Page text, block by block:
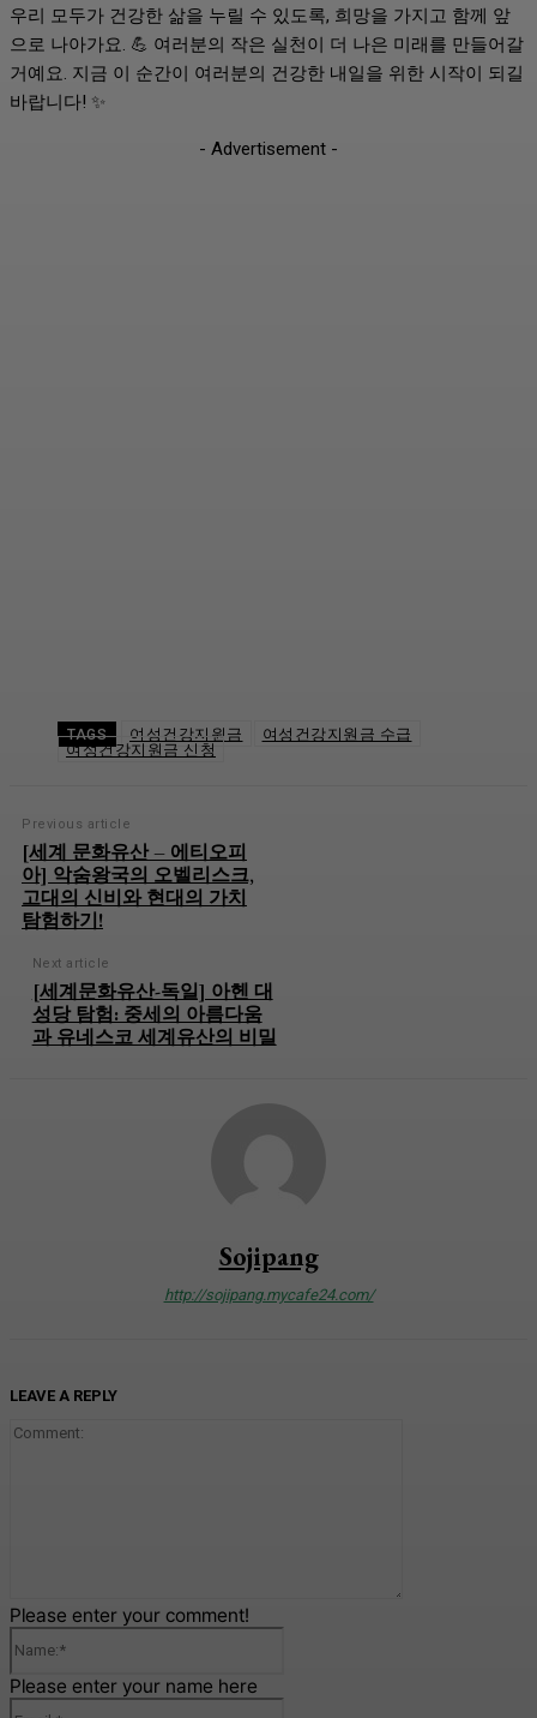
우리 모두가 건강한 삶을 누릴 수 있도록, 희망을 가지고 함께 앞
으로 나아가요. 💪 여러분의 작은 실천이 더 나은 미래를 만들어갈
거예요. 지금 이 순간이 여러분의 건강한 내일을 위한 시작이 되길
바랍니다! ✨
- Advertisement -
TAGS 여성건강지원금
여성건강지원금 수급
여성건강지원금 신청
Previous article
[세계 문화유산 – 에티오피
아] 악숨왕국의 오벨리스크,
고대의 신비와 현대의 가치
탐험하기!
Next article
[세계문화유산-독일] 아헨 대
성당 탐험: 중세의 아름다움
과 유네스코 세계유산의 비밀
Sojipang
http://sojipang.mycafe24.com/
LEAVE A REPLY
Please enter your comment!
Please enter your name here